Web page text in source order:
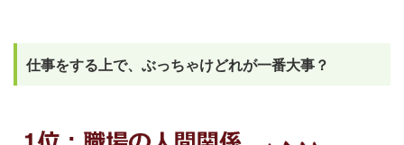
仕事をする上で、ぶっちゃけどれが一番大事？